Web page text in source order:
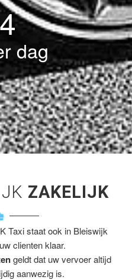
dag
ZAKELIJK
Taxi staat ook in Bleiswijk
clienten klaar.
geldt dat uw vervoer altijd
aanwezig is.